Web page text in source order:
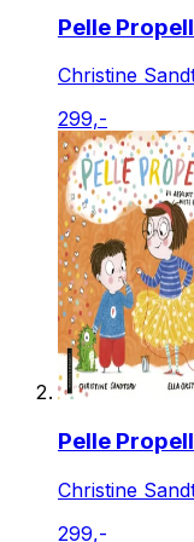
Pelle
Christine
299,-
Pelle
Christine
299,-